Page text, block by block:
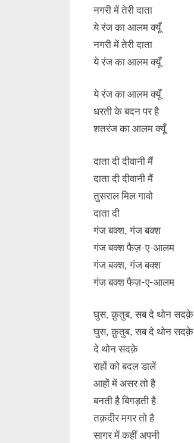
नगरी में तेरी दाता
ये रंज का आलम क्यूँ
नगरी में तेरी दाता
ये रंज का आलम क्यूँ
ये रंज का आलम क्यूँ
धरती के बदन पर है
शतरंज का आलम क्यूँ
दाता दी दीवानी मैं
दाता दी दीवानी मैं
तुसराल मिल गावो
दाता दी
गंज बक्श, गंज बक्श
गंज बक्श फैज़-ए-आलम
गंज बक्श, गंज बक्श
गंज बक्श फैज़-ए-आलम
घुस, क़ुतुब, सब दे थोन सदक़े
घुस, क़ुतुब, सब दे थोन सदक़े
दे थोन सदक़े
राहों को बदल डालें
आहों में असर तो है
बनती है बिगड़ती है
तक़दीर मगर तो है
सागर में कहीं अपनी